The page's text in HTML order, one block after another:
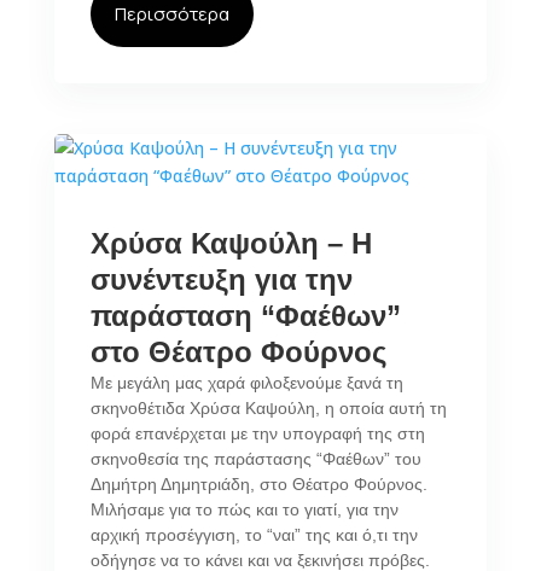
Περισσότερα
Χρύσα Καψούλη – Η
συνέντευξη για την
παράσταση “Φαέθων”
στο Θέατρο Φούρνος
Με μεγάλη μας χαρά φιλοξενούμε ξανά τη
σκηνοθέτιδα Χρύσα Καψούλη, η οποία αυτή τη
φορά επανέρχεται με την υπογραφή της στη
σκηνοθεσία της παράστασης “Φαέθων” του
Δημήτρη Δημητριάδη, στο Θέατρο Φούρνος.
Μιλήσαμε για το πώς και το γιατί, για την
αρχική προσέγγιση, το “ναι” της και ό,τι την
οδήγησε να το κάνει και να ξεκινήσει πρόβες.